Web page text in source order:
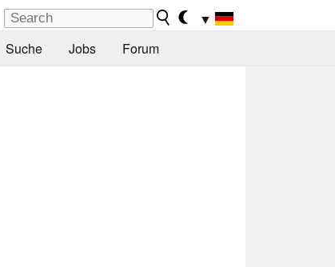
▼
Suche Jobs Forum